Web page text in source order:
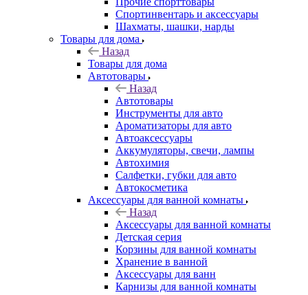
Спортинвентарь и аксессуары
Шахматы, шашки, нарды
Товары для дома
Назад
Товары для дома
Автотовары
Назад
Автотовары
Инструменты для авто
Ароматизаторы для авто
Автоаксессуары
Аккумуляторы, свечи, лампы
Автохимия
Салфетки, губки для авто
Автокосметика
Аксессуары для ванной комнаты
Назад
Аксессуары для ванной комнаты
Детская серия
Корзины для ванной комнаты
Хранение в ванной
Аксессуары для ванн
Карнизы для ванной комнаты